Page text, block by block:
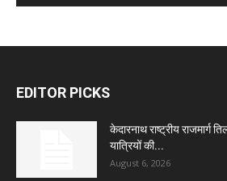
EDITOR PICKS
केदारनाथ राष्ट्रीय राजमार्ग
यात्रियों की...
August 6, 2026